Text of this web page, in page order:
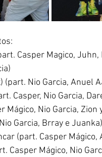
Casper Magico, Juhn,
(part. Nio Garcia, Anuel
Casper, Nio Garcia,
Mágico, Nio Garcia, Zion
Garcia, Brray e Juanka)
(part. Casper
Casper Mágico, Nio